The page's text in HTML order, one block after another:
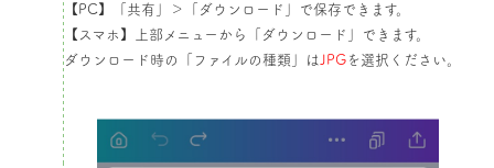
【PC】「共有」＞「ダウンロード」で保存できます。
【スマホ】上部メニューから「ダウンロード」できます。
ダウンロード時の「ファイルの種類」は JPGを選択ください。​​